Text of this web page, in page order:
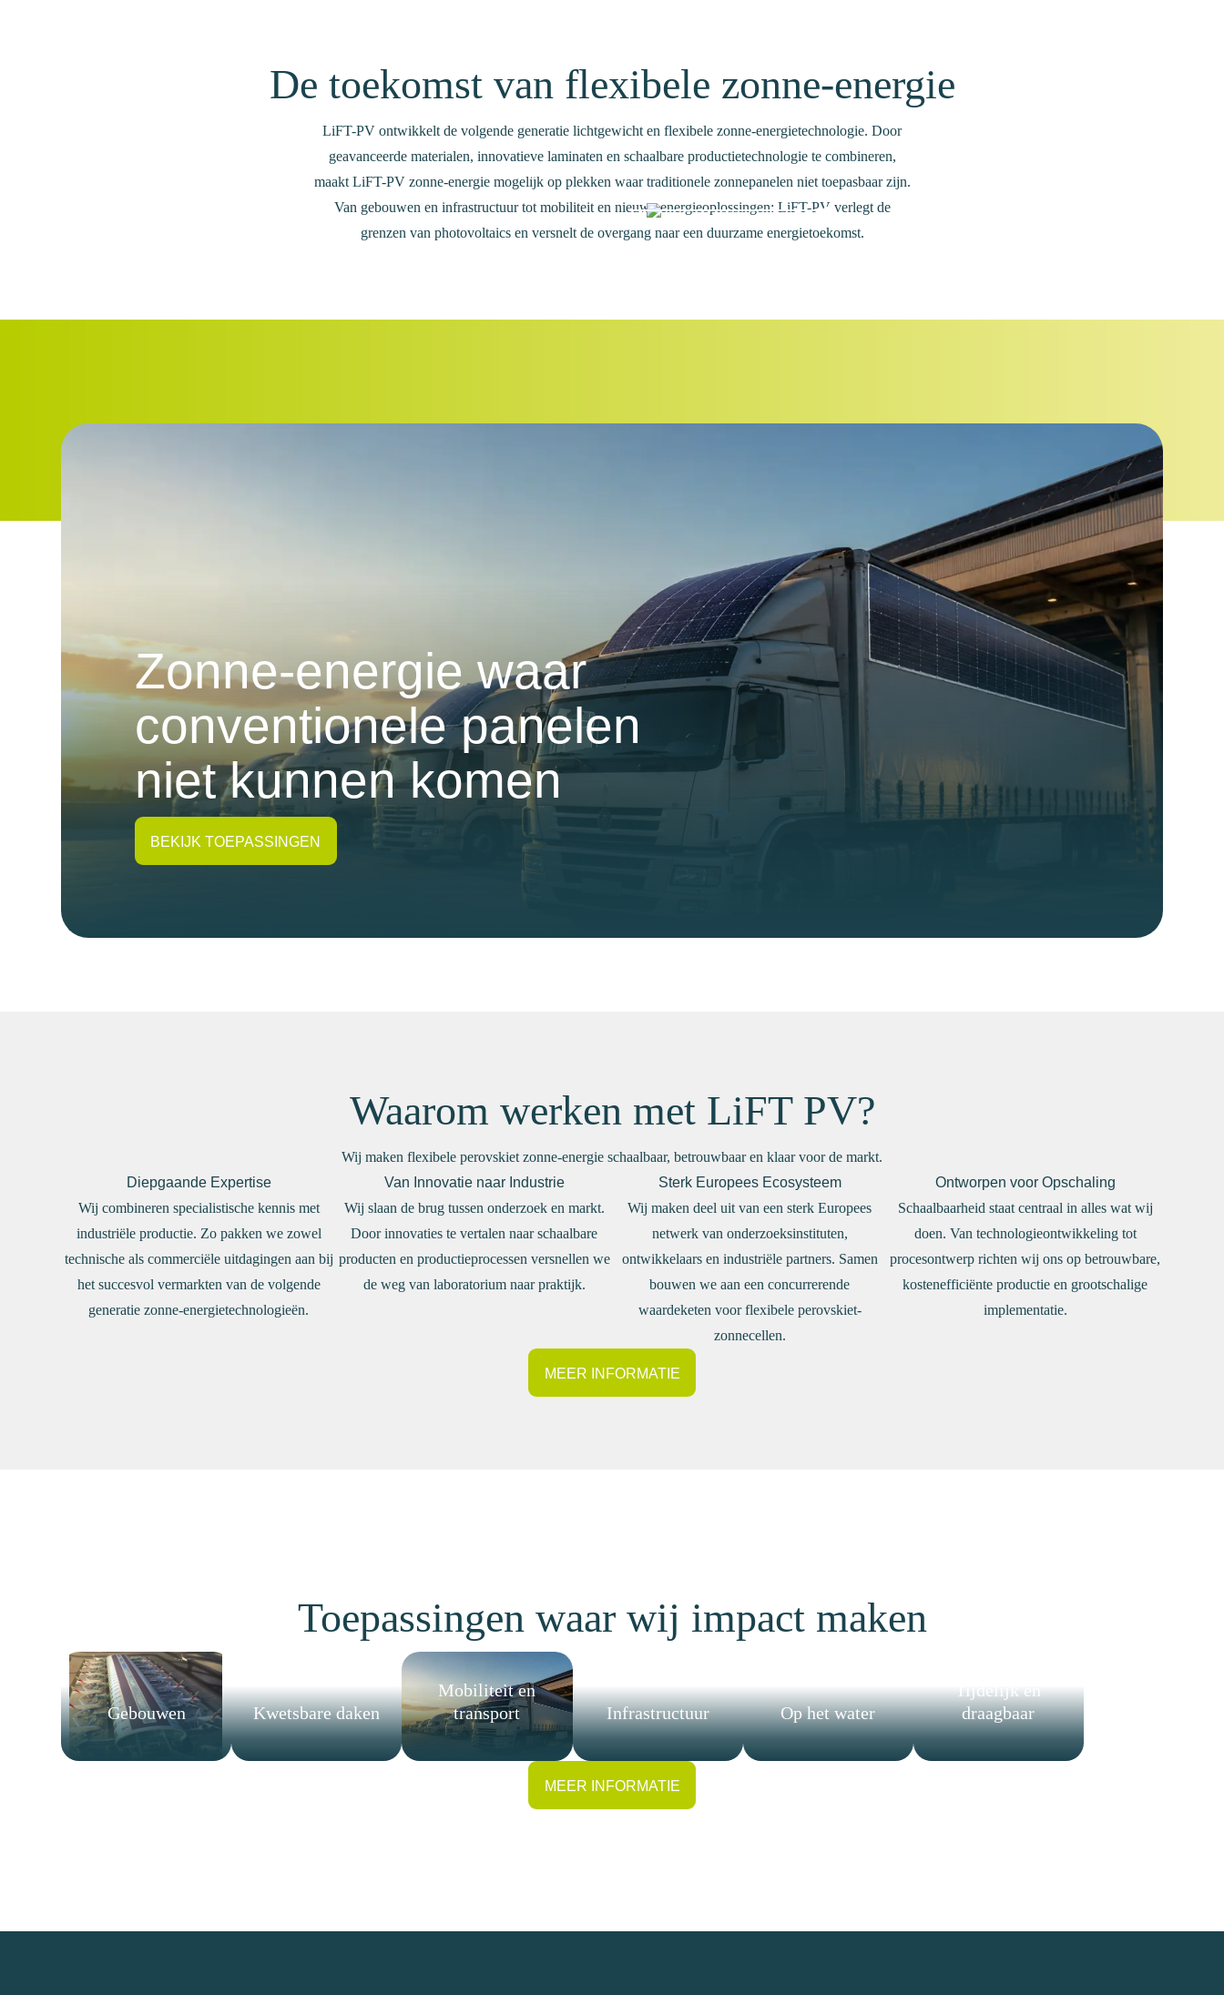
De toekomst van flexibele zonne-energie
LiFT-PV ontwikkelt de volgende generatie lichtgewicht en flexibele zonne-energietechnologie. Door
geavanceerde materialen, innovatieve laminaten en schaalbare productietechnologie te combineren,
maakt LiFT-PV zonne-energie mogelijk op plekken waar traditionele zonnepanelen niet toepasbaar zijn.
Van gebouwen en infrastructuur tot mobiliteit en nieuwe energieoplossingen: LiFT-PV verlegt de
grenzen van photovoltaics en versnelt de overgang naar een duurzame energietoekomst.
Zonne-energie waar
conventionele panelen
niet kunnen komen
BEKIJK TOEPASSINGEN
Waarom werken met LiFT PV?
Wij maken flexibele perovskiet zonne-energie schaalbaar, betrouwbaar en klaar voor de markt.
Diepgaande Expertise
Wij combineren specialistische kennis met
industriële productie. Zo pakken we zowel
technische als commerciële uitdagingen aan bij
het succesvol vermarkten van de volgende
generatie zonne-energietechnologieën.
Van Innovatie naar Industrie
Wij slaan de brug tussen onderzoek en markt.
Door innovaties te vertalen naar schaalbare
producten en productieprocessen versnellen we
de weg van laboratorium naar praktijk.
Sterk Europees Ecosysteem
Wij maken deel uit van een sterk Europees
netwerk van onderzoeksinstituten,
ontwikkelaars en industriële partners. Samen
bouwen we aan een concurrerende
waardeketen voor flexibele perovskiet-
zonnecellen.
Ontworpen voor Opschaling
Schaalbaarheid staat centraal in alles wat wij
doen. Van technologieontwikkeling tot
procesontwerp richten wij ons op betrouwbare,
kostenefficiënte productie en grootschalige
implementatie.
MEER INFORMATIE
Toepassingen waar wij impact maken
Gebouwen Kwetsbare daken
Mobiliteit en
transport
Infrastructuur Op het water
Tijdelijk en
draagbaar
MEER INFORMATIE